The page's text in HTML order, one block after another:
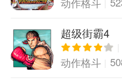
超级街霸4
动作格斗